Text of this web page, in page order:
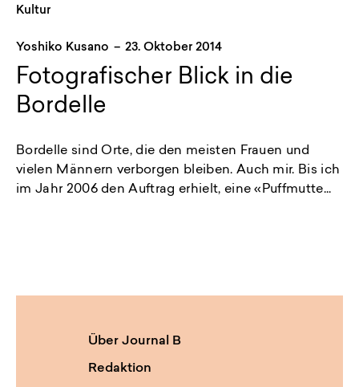
Kultur
Yoshiko Kusano – 23. Oktober 2014
Fotografischer Blick in die
Bordelle
Bordelle sind Orte, die den meisten Frauen und
vielen Männern verborgen bleiben. Auch mir. Bis ich
im Jahr 2006 den Auftrag erhielt, eine «Puffmutte...
Über Journal B
Redaktion